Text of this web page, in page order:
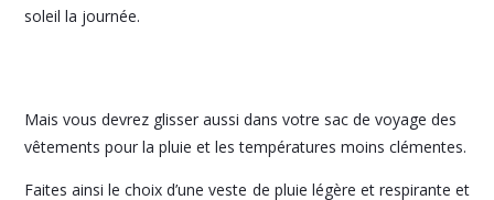
soleil la journée.
Mais vous devrez glisser aussi dans votre sac de voyage des
vêtements pour la pluie et les températures moins clémentes.
Faites ainsi le choix d’une veste de pluie légère et respirante et